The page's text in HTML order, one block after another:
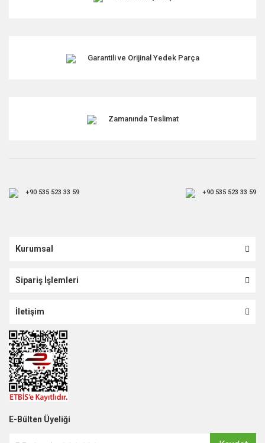
Garantili ve Orijinal Yedek Parça
Zamanında Teslimat
+90 535 523 33 59 +90 535 523 33 59
Kurumsal
Sipariş İşlemleri
İletişim
E-Bülten Üyeliği